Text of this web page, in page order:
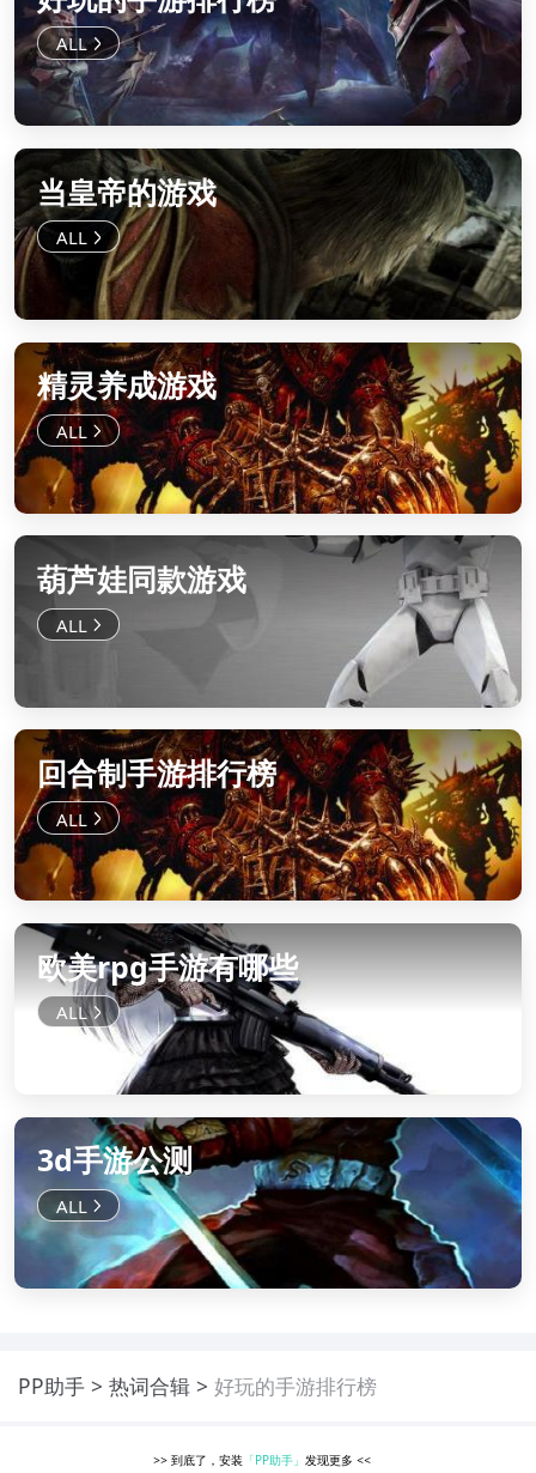
当皇帝的游戏
精灵养成游戏
葫芦娃同款游戏
回合制手游排行榜
欧美rpg手游有哪些
3d手游公测
PP助手 热词合辑 好玩的手游排行榜
>> 到底了，安装 「PP助手」 发现更多<<